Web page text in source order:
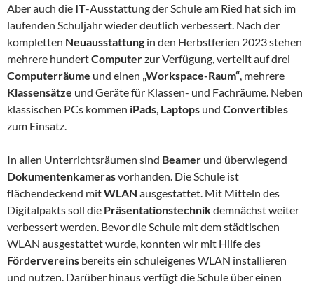
Aber auch die IT-Ausstattung der Schule am Ried hat sich im
laufenden Schuljahr wieder deutlich verbessert. Nach der
kompletten Neuausstattung in den Herbstferien 2023 stehen
mehrere hundertComputerzur Verfügung, verteilt auf drei
Computerräume und einen „Workspace-Raum“, mehrere
Klassensätze und Geräte für Klassen- und Fachräume. Neben
klassischen PCs kommen iPads, Laptops und Convertibles
zum Einsatz.
In allen Unterrichtsräumen sind Beamer und überwiegend
Dokumentenkamerasvorhanden. Die Schule ist
flächendeckend mitWLAN ausgestattet. Mit Mitteln des
Digitalpakts soll die Präsentationstechnikdemnächst weiter
verbessert werden. Bevor die Schule mit dem städtischen
WLAN ausgestattet wurde, konnten wir mit Hilfe des
Fördervereins bereits ein schuleigenes WLAN installieren
und nutzen. Darüber hinaus verfügt die Schule über einen